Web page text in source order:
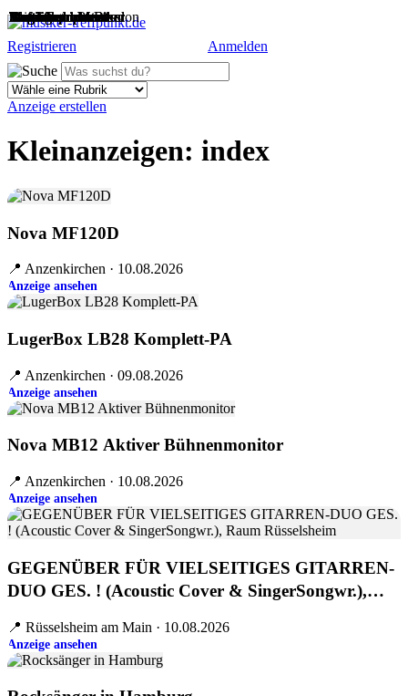
Registrieren Anmelden
Anzeige erstellen
Kleinanzeigen: index
Stage-Equipment
Nova MF120D
📍 Anzenkirchen · 10.08.2026
Anzeige ansehen
Stage-Equipment
LugerBox LB28 Komplett-PA
📍 Anzenkirchen · 09.08.2026
Anzeige ansehen
Stage-Equipment
Nova MB12 Aktiver Bühnenmonitor
📍 Anzenkirchen · 10.08.2026
Anzeige ansehen
Band sucht Musiker
GEGENÜBER FÜR VIELSEITIGES GITARREN-
DUO GES. ! (Acoustic Cover & SingerSongwr.),
📍 Rüsselsheim am Main · 10.08.2026
Anzeige ansehen
Band sucht Musiker
Musiker sucht Band
Auftritte
Blasinstrumente
Blasinstrumente
Auftritte
Sonstiges
Tasteninstrumente
Auftritte
Musiker sucht Band
Tasteninstrumente
Auftritte
Sonstiges
Stage-Equipment
Drums und Percussion
Saiteninstrumente
Band sucht Musiker
Tasteninstrumente
Band sucht Musiker
Stage-Equipment